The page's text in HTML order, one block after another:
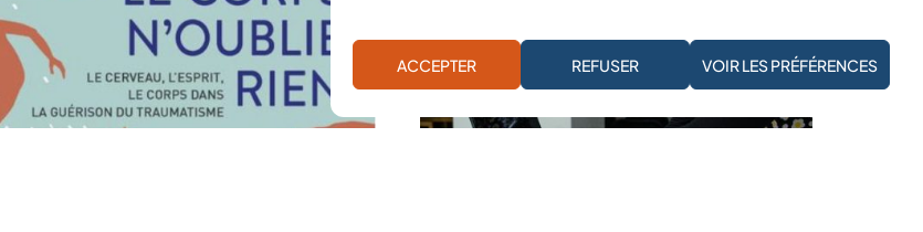
ACCEPTER REFUSER VOIR LES PRÉFÉRENCES
JE M'ABONNE À LA NEWSLETTER